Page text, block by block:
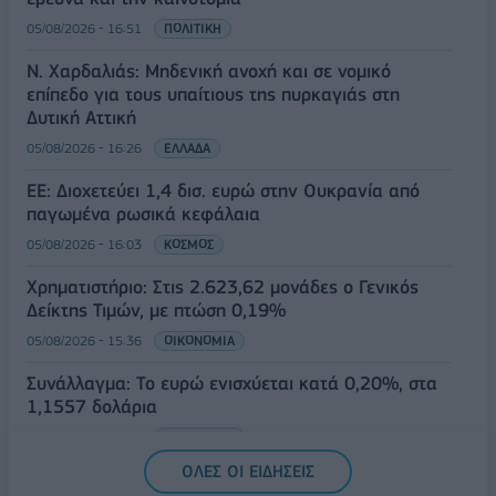
05/08/2026 - 16:51 ΠΟΛΙΤΙΚΗ
Ν. Χαρδαλιάς: Μηδενική ανοχή και σε νομικό
επίπεδο για τους υπαίτιους της πυρκαγιάς στη
Δυτική Αττική
05/08/2026 - 16:26 ΕΛΛΑΔΑ
ΕΕ: Διοχετεύει 1,4 δισ. ευρώ στην Ουκρανία από
παγωμένα ρωσικά κεφάλαια
05/08/2026 - 16:03 ΚΟΣΜΟΣ
Χρηματιστήριο: Στις 2.623,62 μονάδες ο Γενικός
Δείκτης Τιμών, με πτώση 0,19%
05/08/2026 - 15:36 ΟΙΚΟΝΟΜΙΑ
Συνάλλαγμα: Το ευρώ ενισχύεται κατά 0,20%, στα
1,1557 δολάρια
ΟΛΕΣ ΟΙ ΕΙΔΗΣΕΙΣ